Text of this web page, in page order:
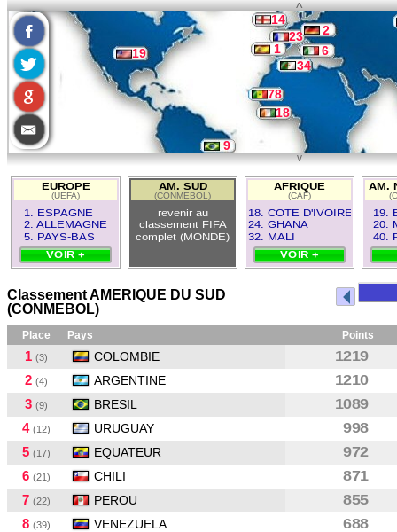
^
v
19
14
23
2
1
6
12
9
18
78
34
EUROPE
(UEFA)
1. ESPAGNE
2. ALLEMAGNE
5. PAYS-BAS
VOIR +
AM. SUD
(CONMEBOL)
revenir au
classement FIFA
complet (MONDE)
AFRIQUE
(CAF)
18. COTE D'IVOIRE
24. GHANA
32. MALI
VOIR +
AM.
19.
20.
40.
Classement AMERIQUE DU SUD
(CONMEBOL)
Place Pays Points
1 (3) COLOMBIE
1219
2 (4) ARGENTINE
1210
3 (9) BRESIL
1089
4 (12) URUGUAY
998
5 (17) EQUATEUR
972
6 (21) CHILI
871
7 (22) PEROU
855
8 (39) VENEZUELA
688